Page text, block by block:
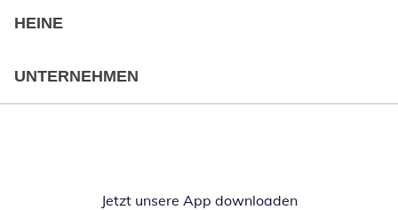
HEINE
UNTERNEHMEN
Jetzt unsere App downloadenÖffnet in